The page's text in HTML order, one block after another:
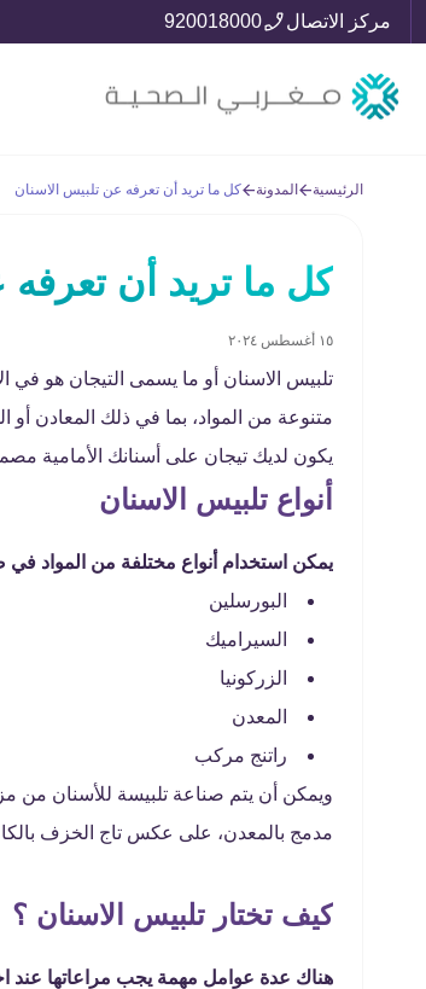
مركز الاتصال 920018000
الرئيسية المدونة كل ما تريد أن تعرفه عن تلبيس الاسنان
كل ما تريد أن
١٥ أغسطس ٢٠٢٤
تلبيس الاسنان أو ما يسمى التيجان هو
متنوعة من المواد، بما في ذلك المعادن
يكون لديك تيجان على أسنانك الأمامية
أنواع تلبيس الاسنان
يمكن استخدام أنواع مختلفة من المواد
البورسلين
السيراميك
الزركونيا
المعدن
راتنج مركب
ويمكن أن يتم صناعة تلبيسة للأسنان من
مدمج بالمعدن، على عكس تاج الخزف
كيف تختار تلبيس الاسنان ؟
هناك عدة عوامل مهمة يجب مراعاتها عند